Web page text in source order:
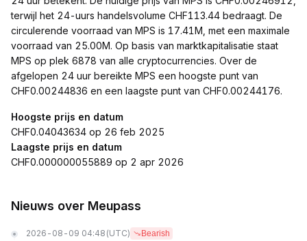
terwijl het 24-uurs handelsvolume CHF113.44 bedraagt. De
circulerende voorraad van MPS is 17.41M, met een maximale
voorraad van 25.00M. Op basis van marktkapitalisatie staat
MPS op plek 6878 van alle cryptocurrencies. Over de
afgelopen 24 uur bereikte MPS een hoogste punt van
CHF0.00244836 en een laagste punt van CHF0.00244176.
Hoogste prijs en datum
CHF0.04043634 op 26 feb 2025
Laagste prijs en datum
CHF0.000000055889 op 2 apr 2026
Nieuws over Meupass
2026-08-09 04:48 (UTC) Bearish